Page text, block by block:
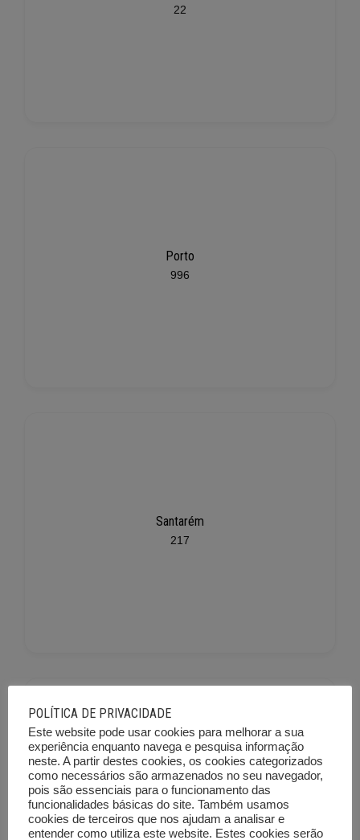
22
Porto
996
Santarém
217
Setúbal
225
POLÍTICA DE PRIVACIDADE
Este website pode usar cookies para melhorar a sua
experiência enquanto navega e pesquisa informação
neste. A partir destes cookies, os cookies categorizados
como necessários são armazenados no seu navegador,
pois são essenciais para o funcionamento das
funcionalidades básicas do site. Também usamos
cookies de terceiros que nos ajudam a analisar e
entender como utiliza este website. Estes cookies serão